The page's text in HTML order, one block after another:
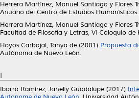
Herrera Martínez, Manuel Santiago y Flores
Anuario del Centro de Estudios
Herrera Martínez, Manuel Santiago y Flores
Facultad de Filosofía y Letras, VI Coloquio
Hoyos Carbajal, Tanya de (2001) Propuesta
Autónoma de Nuevo León.
I
Ibarra Ramírez, Janelly Guadalupe (2017)